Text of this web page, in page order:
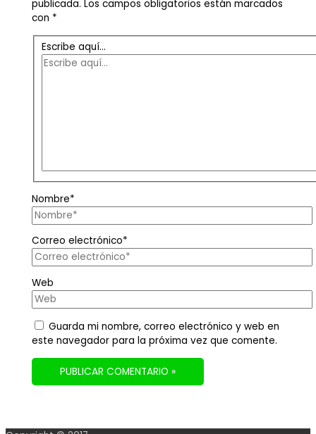
publicada. Los campos obligatorios están marcados
con *
Escribe aquí...
Nombre*
Correo electrónico*
Web
Guarda mi nombre, correo electrónico y web en
este navegador para la próxima vez que comente.